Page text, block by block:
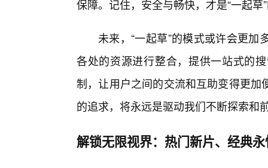
保障。记住，安全与畅快，才是“一起草
未来，“一起草”的模式或许会更
各处的资源进行整合，提供一站式的
制，让用户之间的交流和互助变得更
的追求，将永远是驱动我们不断探索和
解锁无限视界：热门新片、经典